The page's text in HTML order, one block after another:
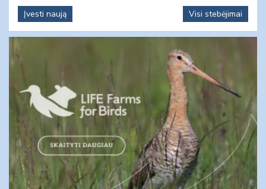
Įvesti naują
Visi stebėjimai